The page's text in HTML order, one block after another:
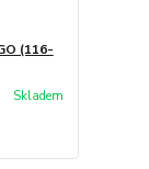
(116-
Skladem